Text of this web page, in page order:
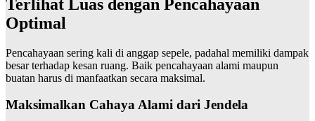
Terlihat Luas dengan Pencahayaan
Optimal
Pencahayaan sering kali di anggap sepele, padahal memiliki dampak
besar terhadap kesan ruang. Baik pencahayaan alami maupun
buatan harus di manfaatkan secara maksimal.
Maksimalkan Cahaya Alami dari Jendela